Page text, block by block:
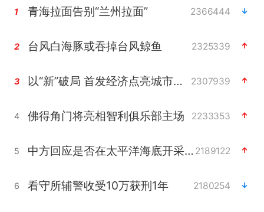
1 青海拉面告别“兰州拉面” 2366444
2 台风白海豚或吞掉台风鲸鱼 2325339
3 以“新”破局 首发经济点亮城市消费活力 2307939
4 佛得角门将亮相智利俱乐部主场 2233353
5 中方回应是否在太平洋海底开采稀土 2189122
6 看守所辅警收受10万获刑1年 2180254